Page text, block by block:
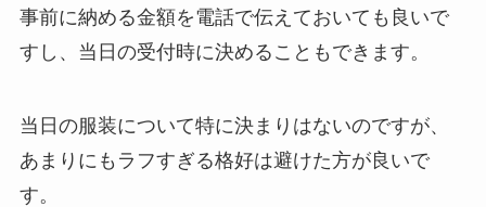
事前に納める金額を電話で伝えておいても良いで
すし、当日の受付時に決めることもできます。
当日の服装について特に決まりはないのですが、
あまりにもラフすぎる格好は避けた方が良いで
す。